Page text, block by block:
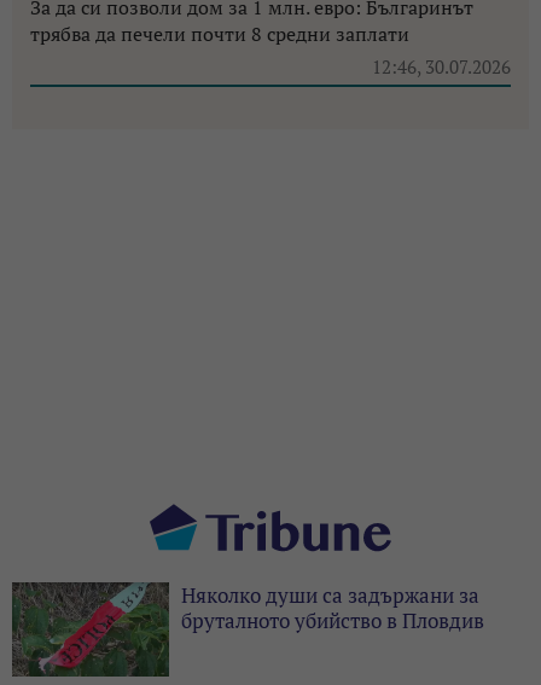
За да си позволи дом за 1 млн. евро: Българинът
трябва да печели почти 8 средни заплати
12:46, 30.07.2026
Няколко души са задържани за
бруталното убийство в Пловдив